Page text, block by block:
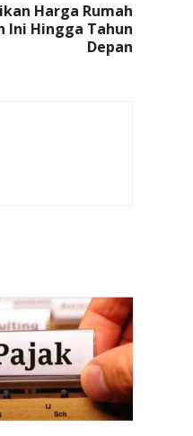
Harga Rumah
Ini Hingga Tahun
Depan